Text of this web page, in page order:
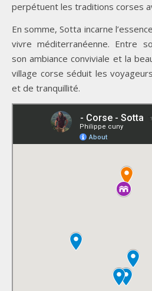
perpétuent les traditions corses
En somme, Sotta incarne
vivre méditerranéenne. Entre
son ambiance conviviale et la
village corse séduit les
et de tranquillité.